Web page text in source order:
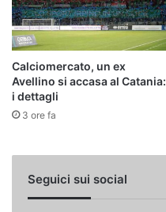
Calciomercato, un ex
Avellino si accasa al Catania:
i dettagli
3 ore fa
Seguici sui social